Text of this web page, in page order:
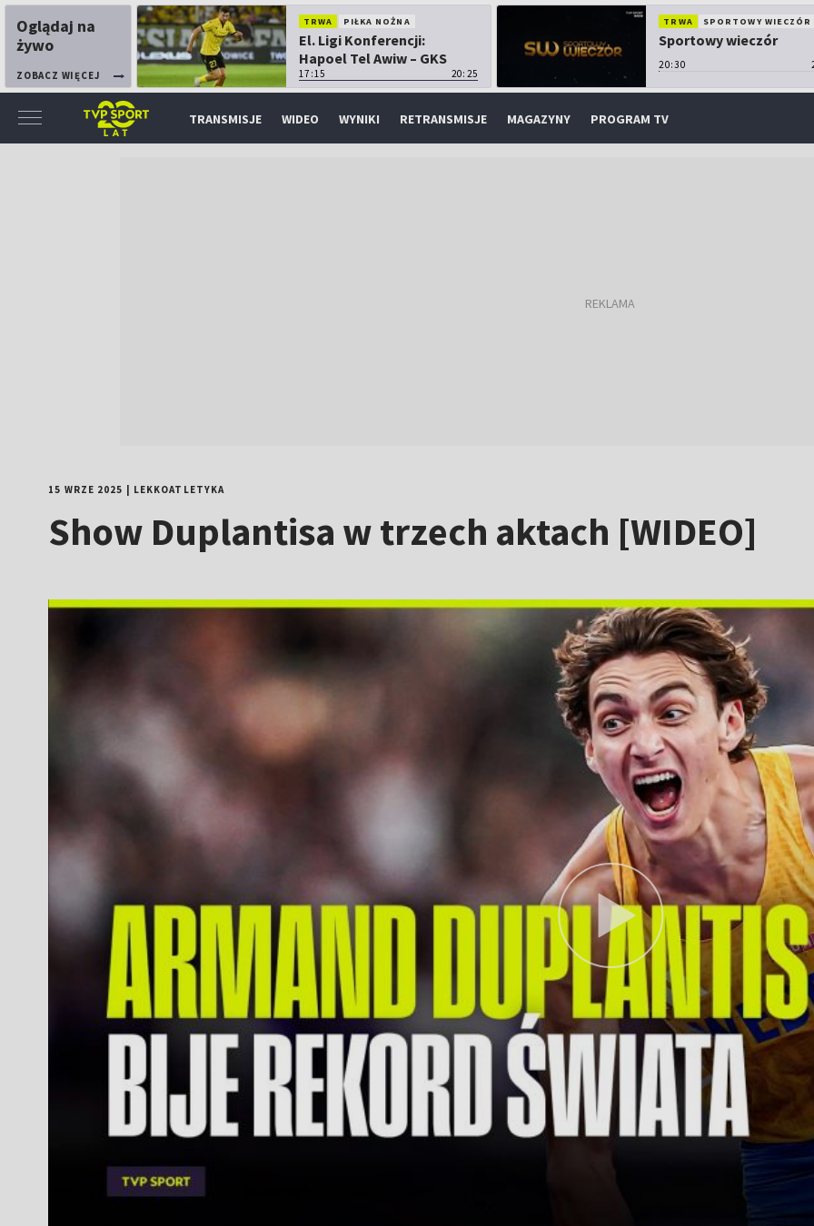
Oglądaj na
żywo
ZOBACZ WIĘCEJ
TRWA PIŁKA NOŻNA
El. Ligi Konferencji:
Hapoel Tel Awiw – GKS
Katowice
17:15 20:25
TRWA SPORTOWY WIECZÓR
Sportowy wieczór
20:30
TRANSMISJE WIDEO WYNIKI RETRANSMISJE MAGAZYNY PROGRAM TV
15 WRZE 2025 LEKKOATLETYKA
Show Duplantisa w trzech aktach [WIDEO]